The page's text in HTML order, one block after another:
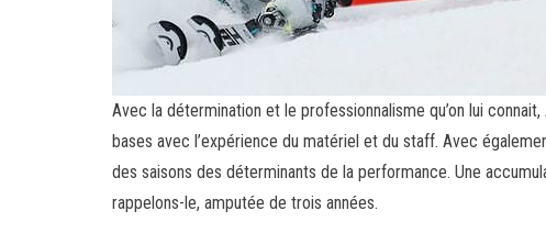
Avec la détermination et le professionnalisme qu’on lui
bases avec l’expérience du matériel et du staff. Avec
des saisons des déterminants de la performance. Une
rappelons-le, amputée de trois années.